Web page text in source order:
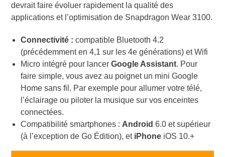
devrait faire évoluer rapidement la qualité des
applications et l’optimisation de Snapdragon Wear 3100.
Connectivité : compatible Bluetooth 4.2
(précédemment en 4,1 sur les 4e générations) et Wifi
Micro intégré pour lancerGoogle Assistant. Pour
faire simple, vous avez au poignet un mini Google
Home sans fil. Par exemple pour allumer votre télé,
l’éclairage ou piloter la musique sur vos enceintes
connectées.
Compatibilité smartphones : Android 6.0 et supérieur
(à l’exception de Go Édition), et iPhone iOS 10.+